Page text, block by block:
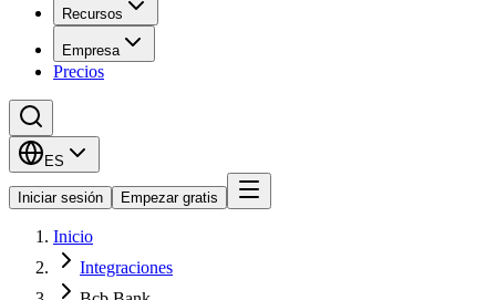
Recursos
Empresa
Precios
ES
Iniciar sesión Empezar gratis
Inicio
Integraciones